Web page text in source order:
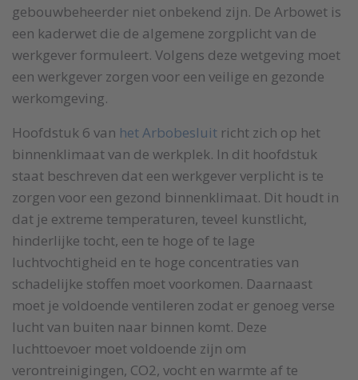
gebouwbeheerder niet onbekend zijn. De Arbowet is
een kaderwet die de algemene zorgplicht van de
werkgever formuleert. Volgens deze wetgeving moet
een werkgever zorgen voor een veilige en gezonde
werkomgeving.
Hoofdstuk 6 van het Arbobesluit richt zich op het
binnenklimaat van de werkplek. In dit hoofdstuk
staat beschreven dat een werkgever verplicht is te
zorgen voor een gezond binnenklimaat. Dit houdt in
dat je extreme temperaturen, teveel kunstlicht,
hinderlijke tocht, een te hoge of te lage
luchtvochtigheid en te hoge concentraties van
schadelijke stoffen moet voorkomen. Daarnaast
moet je voldoende ventileren zodat er genoeg verse
lucht van buiten naar binnen komt. Deze
luchttoevoer moet voldoende zijn om
verontreinigingen, CO2, vocht en warmte af te